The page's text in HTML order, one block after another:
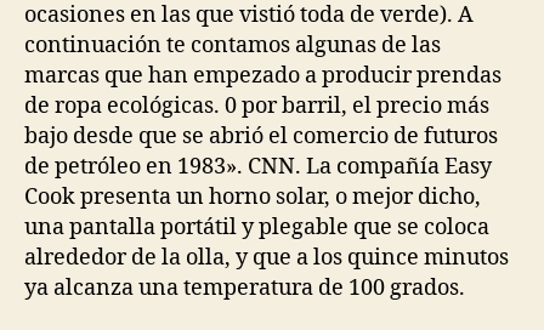
ocasiones en las que vistió toda de verde). A
continuación te contamos algunas de las
marcas que han empezado a producir prendas
de ropa ecológicas. 0 por barril, el precio más
bajo desde que se abrió el comercio de futuros
de petróleo en 1983». CNN. La compañía Easy
Cook presenta un horno solar, o mejor dicho,
una pantalla portátil y plegable que se coloca
alrededor de la olla, y que a los quince minutos
ya alcanza una temperatura de 100 grados.